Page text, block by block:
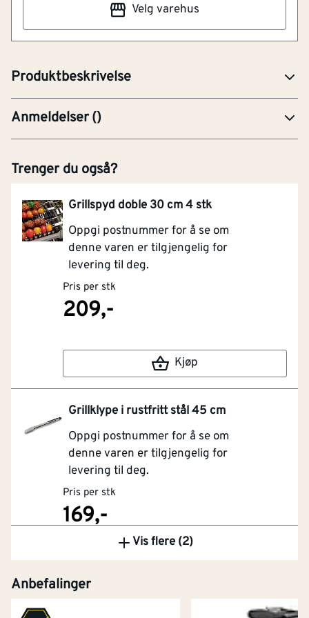
Velg varehus
Produktbeskrivelse
og grillboksen i støpt aluminium. Pulverlakkerte
nedfellbare sidebord i rustfritt stål, og skap med to
Anmeldelser()
Trenger du også?
Grillspyd doble 30 cm 4 stk
Oppgi postnummer for å se om
denne varen er tilgjengelig for
levering til deg.
Pris per stk
209,-
Kjøp
Grillklype i rustfritt stål 45 cm
Oppgi postnummer for å se om
denne varen er tilgjengelig for
levering til deg.
Pris per stk
169,-
Vis flere (2)
Anbefalinger